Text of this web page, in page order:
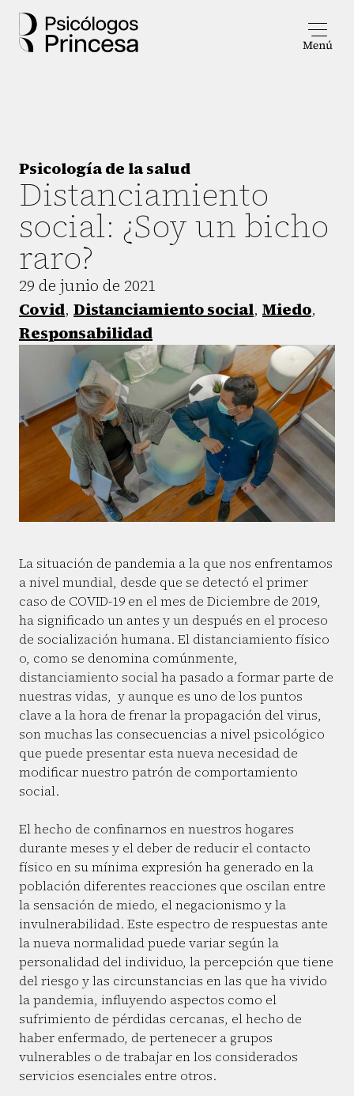
Psicología de la salud
Distanciamiento
social: ¿Soy un bicho
raro?
29 de junio de 2021
Covid, Distanciamiento social, Miedo,
Responsabilidad
La situación de pandemia a la que nos enfrentamos
a nivel mundial, desde que se detectó el primer
caso de COVID-19 en el mes de Diciembre de 2019,
ha significado un antes y un después en el proceso
de socialización humana. El distanciamiento físico
o, como se denomina comúnmente,
distanciamiento social ha pasado a formar parte de
nuestras vidas, y aunque es uno de los puntos
clave a la hora de frenar la propagación del virus,
son muchas las consecuencias a nivel psicológico
que puede presentar esta nueva necesidad de
modificar nuestro patrón de comportamiento
social.
El hecho de confinarnos en nuestros hogares
durante meses y el deber de reducir el contacto
físico en su mínima expresión ha generado en la
población diferentes reacciones que oscilan entre
la sensación de miedo, el negacionismo y la
invulnerabilidad. Este espectro de respuestas ante
la nueva normalidad puede variar según la
personalidad del individuo, la percepción que tiene
del riesgo y las circunstancias en las que ha vivido
la pandemia, influyendo aspectos como el
sufrimiento de pérdidas cercanas, el hecho de
haber enfermado, de pertenecer a grupos
vulnerables o de trabajar en los considerados
servicios esenciales entre otros.